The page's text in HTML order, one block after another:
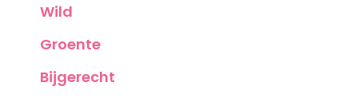
Wild
Groente
Bijgerecht